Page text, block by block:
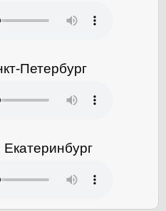
Петербург
Екатеринбург